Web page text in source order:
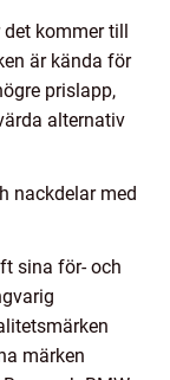
kommer till
är kända för
prislapp,
alternativ
nackdelar med
sina för- och
märken